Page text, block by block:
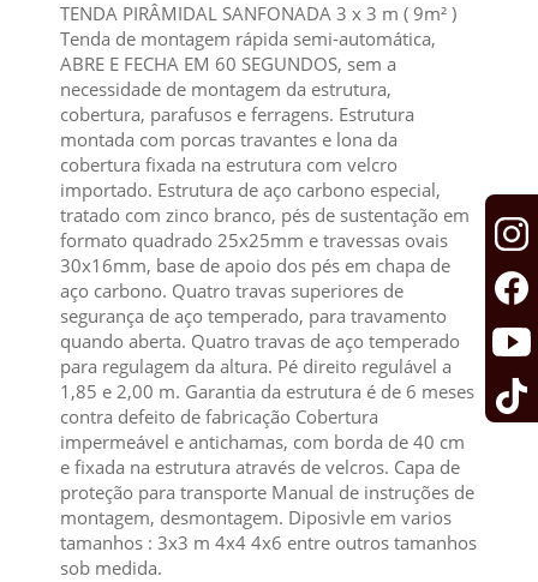
TENDA PIRÂMIDAL SANFONADA 3 x 3 m ( 9m² )
Tenda de montagem rápida semi-automática,
ABRE E FECHA EM 60 SEGUNDOS, sem a
necessidade de montagem da estrutura,
cobertura, parafusos e ferragens. Estrutura
montada com porcas travantes e lona da
cobertura fixada na estrutura com velcro
importado. Estrutura de aço carbono especial,
tratado com zinco branco, pés de sustentação em
formato quadrado 25x25mm e travessas ovais
30x16mm, base de apoio dos pés em chapa de
aço carbono. Quatro travas superiores de
segurança de aço temperado, para travamento
quando aberta. Quatro travas de aço temperado
para regulagem da altura. Pé direito regulável a
1,85 e 2,00 m. Garantia da estrutura é de 6 meses
contra defeito de fabricação Cobertura
impermeável e antichamas, com borda de 40 cm
e fixada na estrutura através de velcros. Capa de
proteção para transporte Manual de instruções de
montagem, desmontagem. Diposivle em varios
tamanhos : 3x3 m 4x4 4x6 entre outros tamanhos
sob medida.